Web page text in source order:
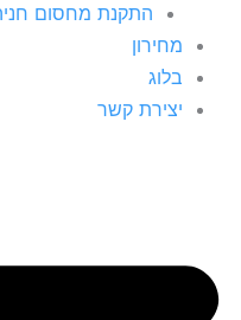
התקנת מחסום
מחירון
בלוג
יצירת קשר